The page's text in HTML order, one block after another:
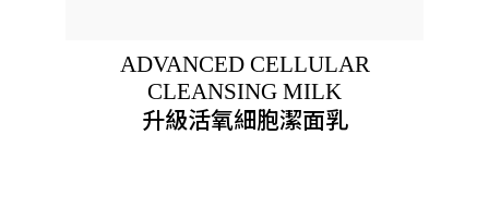
ADVANCED CELLULAR
CLEANSING MILK
升級活氧細胞潔面乳